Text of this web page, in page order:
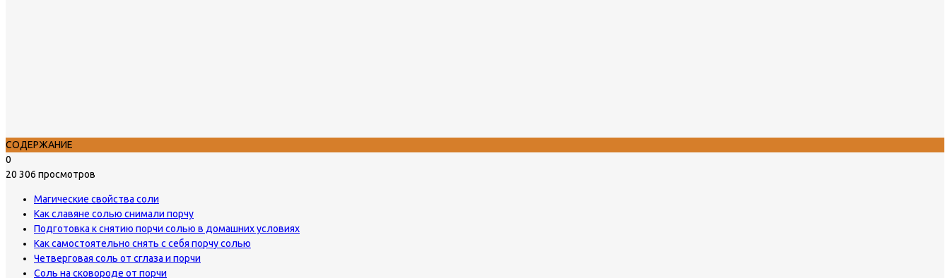
СОДЕРЖАНИЕ
0
20 306 просмотров
Магические свойства соли
Как славяне солью снимали порчу
Подготовка к снятию порчи солью в домашних условиях
Как самостоятельно снять с себя порчу солью
Четверговая соль от сглаза и порчи
Соль на сковороде от порчи